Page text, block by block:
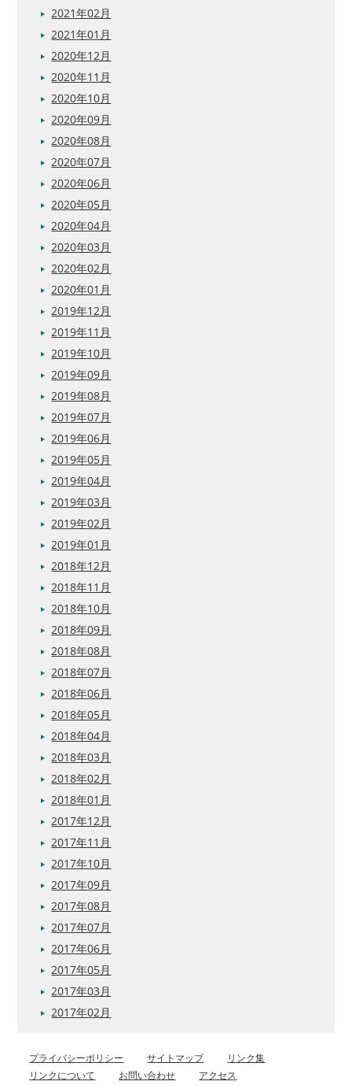
2021年02月
2021年01月
2020年12月
2020年11月
2020年10月
2020年09月
2020年08月
2020年07月
2020年06月
2020年05月
2020年04月
2020年03月
2020年02月
2020年01月
2019年12月
2019年11月
2019年10月
2019年09月
2019年08月
2019年07月
2019年06月
2019年05月
2019年04月
2019年03月
2019年02月
2019年01月
2018年12月
2018年11月
2018年10月
2018年09月
2018年08月
2018年07月
2018年06月
2018年05月
2018年04月
2018年03月
2018年02月
2018年01月
2017年12月
2017年11月
2017年10月
2017年09月
2017年08月
2017年07月
2017年06月
2017年05月
2017年03月
2017年02月
プライバシーポリシー サイトマップ
リンク集
リンクについて
お問い合わせ アクセス